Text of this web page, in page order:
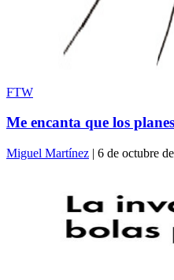
FTW
Me encanta que los
Miguel Martínez | 6 de octubre